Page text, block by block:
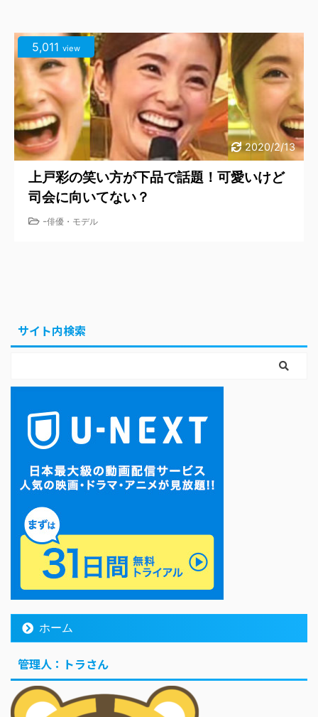
2020/2/13
5,011 view
上戸彩の笑い方が下品で話題！可愛いけど
司会に向いてない？
-俳優・モデル
サイト内検索
ホーム
管理人：トラさん